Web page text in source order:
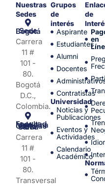
Nuestras
Sedes
Sede Bogotá
Carrera
11 #
101 -
80.
Bogotá
D.C.,
Colombia.
Facultad de Medicina y Ciencias de la Salud
Carrera
11 #
101 -
80.
Transversal
Grupos
de
interés
Aspirante
Estudiantes
Alumni
Docentes
Contratistas
Universidad
Noticias y
Publicaciones
Eventos y
Actividades
Calendario
Académico
de
en
Tren